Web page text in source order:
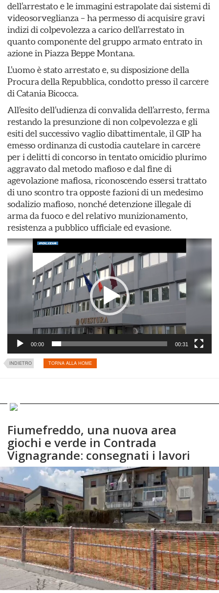
dell’arrestato e le immagini estrapolate dai sistemi di
videosorveglianza – ha permesso di acquisire gravi
indizi di colpevolezza a carico dell’arrestato in
quanto componente del gruppo armato entrato in
azione in Piazza Beppe Montana.
L’uomo è stato arrestato e, su disposizione della
Procura della Repubblica, condotto presso il carcere
di Catania Bicocca.
All’esito dell’udienza di convalida dell’arresto, ferma
restando la presunzione di non colpevolezza e gli
esiti del successivo vaglio dibattimentale, il GIP ha
emesso ordinanza di custodia cautelare in carcere
per i delitti di concorso in tentato omicidio plurimo
aggravato dal metodo mafioso e dal fine di
agevolazione mafiosa, riconoscendo essersi trattato
di uno scontro tra opposte fazioni di un medesimo
sodalizio mafioso, nonché detenzione illegale di
arma da fuoco e del relativo munizionamento,
resistenza a pubblico ufficiale ed evasione.
Video
Player
00:00 00:31
INDIETRO TORNA ALLA HOME
Fiumefreddo, una nuova area
giochi e verde in Contrada
Vignagrande: consegnati i lavori